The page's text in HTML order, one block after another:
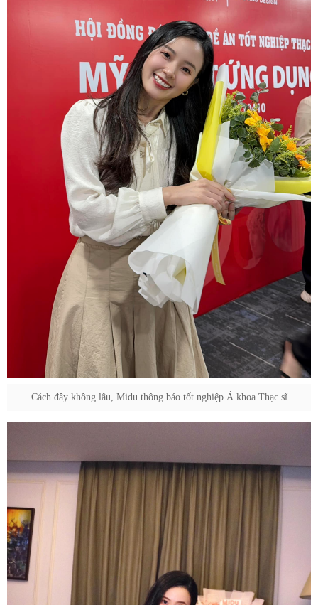
Cách đây không lâu, Midu thông báo tốt nghiệp Á khoa Thạc sĩ